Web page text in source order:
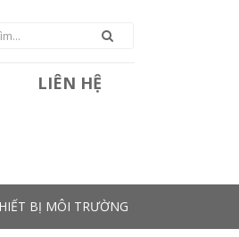
LIÊN HỆ
BỊ MÔI TRƯỜNG